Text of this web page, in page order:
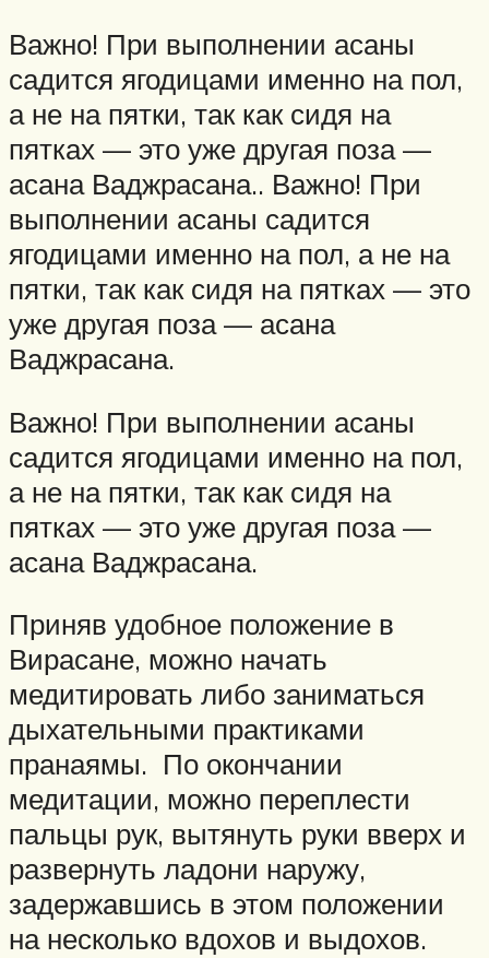
Важно! При выполнении асаны
садится ягодицами именно на пол,
а не на пятки, так как сидя на
пятках — это уже другая поза —
асана Ваджрасана.. Важно! При
выполнении асаны садится
ягодицами именно на пол, а не на
пятки, так как сидя на пятках — это
уже другая поза — асана
Ваджрасана.
Важно! При выполнении асаны
садится ягодицами именно на пол,
а не на пятки, так как сидя на
пятках — это уже другая поза —
асана Ваджрасана.
Приняв удобное положение в
Вирасане, можно начать
медитировать либо заниматься
дыхательными практиками
пранаямы. По окончании
медитации, можно переплести
пальцы рук, вытянуть руки вверх и
развернуть ладони наружу,
задержавшись в этом положении
на несколько вдохов и выдохов.